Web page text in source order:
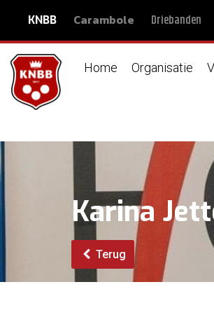
KNBB Carambole Driebanden
Home Organisatie
Karina
Terug